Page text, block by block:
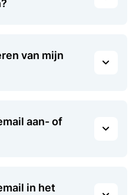
van mijn
aan- of
in het